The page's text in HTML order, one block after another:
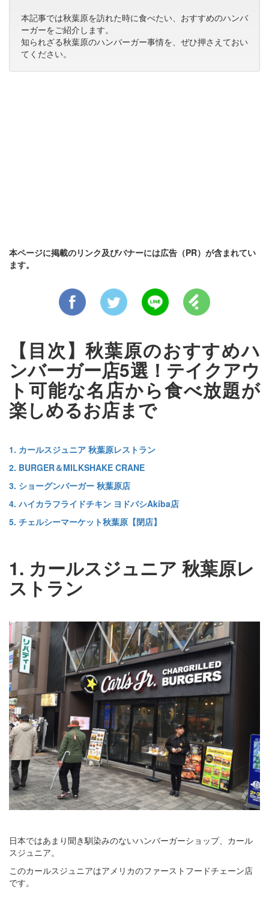
本記事では秋葉原を訪れた時に食べたい、おすすめのハンバ
ーガーをご紹介します。
知られざる秋葉原のハンバーガー事情を、ぜひ押さえておい
てください。
本ページに掲載のリンク及びバナーには広告（PR）が含まれてい
ます。
【目次】秋葉原のおすすめハ
ンバーガー店5選！テイクアウ
ト可能な名店から食べ放題が
楽しめるお店まで
1. カールスジュニア 秋葉原レストラン
2. BURGER＆MILKSHAKE CRANE
3. ショーグンバーガー 秋葉原店
4. ハイカラフライドチキン ヨドバシAkiba店
5. チェルシーマーケット秋葉原【閉店】
1. カールスジュニア 秋葉原レ
ストラン
日本ではあまり聞き馴染みのないハンバーガーショップ、カール
スジュニア。
このカールスジュニアはアメリカのファーストフードチェーン店
です。